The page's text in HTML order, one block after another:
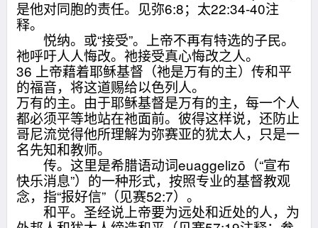
是他对同胞的责任。见弥6:8；太22:34-40注
释。
悦纳。或“接受”。上帝不再有特选的子民。
祂呼吁人人悔改。祂接受真心悔改之人。
36 上帝藉着耶稣基督（祂是万有的主）传和平
的福音，将这道赐给以色列人。
万有的主。由于耶稣基督是万有的主，每一个人
都必须平等地站在祂面前。彼得这样说，还防止
哥尼流觉得他所理解为弥赛亚的犹太人，只是一
名先知和教师。
传。这里是希腊语动词euaggelizō（“宣布
快乐消息”）的一种形式，按照专业的基督教观
念，指“报好信”（见赛52:7）。
和平。圣经说上帝要为远处和近处的人，为